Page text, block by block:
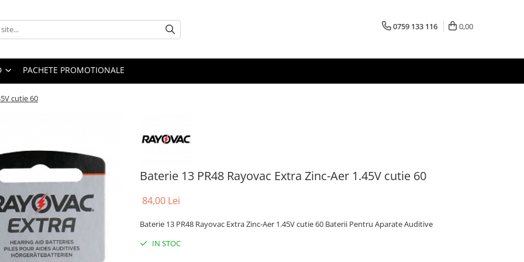
0759 133 116 0,00
PACHETE PROMOTIONALE
cutie 60
Baterie 13 PR48 Rayovac Extra Zinc-Aer 1.45V cutie 60
84,00 Lei
Baterie 13 PR48 Rayovac Extra Zinc-Aer 1.45V cutie 60 Baterii Pentru Aparate Auditive
IN STOC